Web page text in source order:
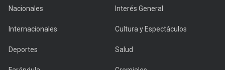
Nacionales Interés General
Internacionales Cultura y Espectáculos
Deportes Salud